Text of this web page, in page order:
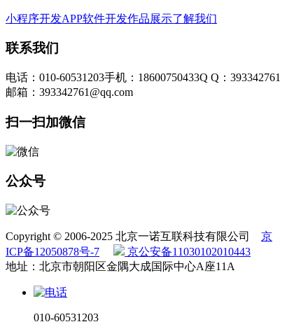
小程序开发APP软件开发作品展示了解我们
联系我们
电话：010-60531203手机：18600750433Q Q：393342761
邮箱：393342761@qq.com
扫一扫加微信
公众号
Copyright © 2006-2025 北京一诺互联科技有限公司 京
ICP备12050878号-7
京公安备11030102010443
地址：北京市朝阳区金隅大成国际中心A座11A
010-60531203